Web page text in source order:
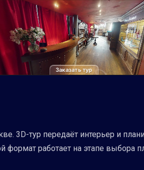
Заказать тур
3D-тур передаёт интерьер и
формат работает на этапе выбора